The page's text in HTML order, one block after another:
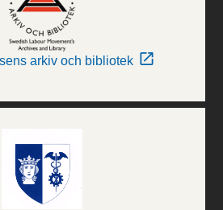
arkiv och bibliotek